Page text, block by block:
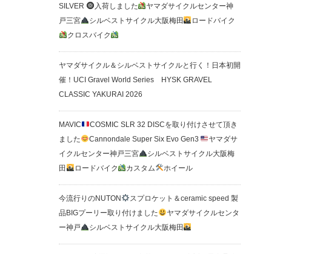
SILVER
入荷しました
ヤマダサイクルセンター神
戸三宮
シルベストサイクル大阪梅田
ロードバイク
クロスバイク
ヤマダサイクル＆シルベストサイクルと行く！日本初開
催！UCI Gravel World Series HYSK GRAVEL
CLASSIC YAKURAI 2026
MAVIC
COSMIC SLR 32 DISCを取り付けさせて頂き
ました
Cannondale Super Six Evo Gen3
ヤマダサ
イクルセンター神戸三宮
シルベストサイクル大阪梅
田
ロードバイク カスタム ホイール
今流行りのNUTON
スプロケット＆ceramic speed 製
品BIGプーリー取り付けました
ヤマダサイクルセンタ
ー神戸
シルベストサイクル大阪梅田